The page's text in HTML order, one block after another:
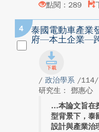
點閱：289
4
泰國電動車產業
府—本土企業—
/ 政治學系 /114/
研究生： 鄧惠心
本論文旨在
型背景下，泰
設計與產業治